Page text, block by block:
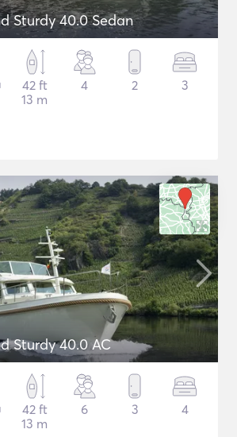
Sturdy 40.0 Sedan
42 ft
13 m
4 2 3
Sturdy 40.0 AC
42 ft
13 m
6 3 4